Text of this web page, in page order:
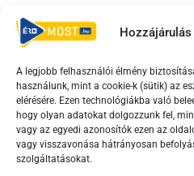
A legjobb felhasználói élmény
használunk, mint a cookie-k (sütik) az
elérésére. Ezen technológiákba való
hogy olyan adatokat dolgozzunk fel,
vagy az egyedi azonosítók ezen az
vagy visszavonása hátrányosan
szolgáltatásokat.
Irányelvek
F
a
c
e
b
Y
o
u
t
u
T
i
k
t